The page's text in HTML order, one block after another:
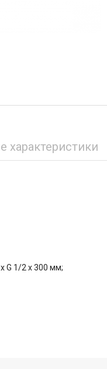
характеристики
G 1/2 x 300 мм;